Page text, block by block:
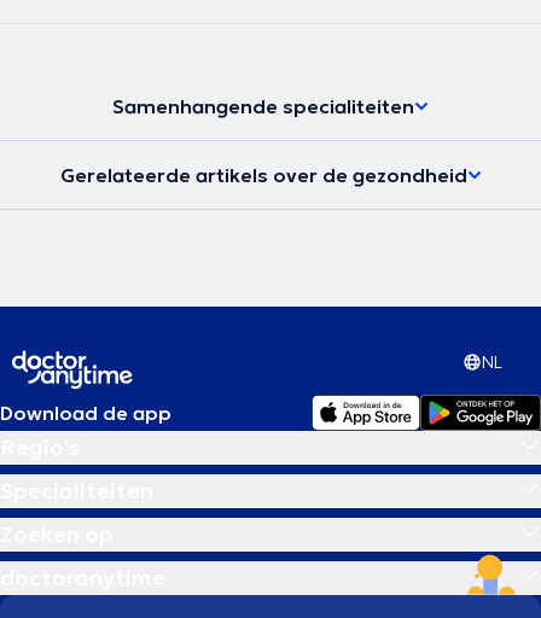
Samenhangende specialiteiten
Gerelateerde artikels over de gezondheid
NL
Download de app